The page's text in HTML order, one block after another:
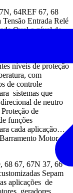
64REF 67, 68
Entrada Relé
Qual o nível de
é baseada em um
uma solução
bom equilíbrio entre
níveis de proteção
com
de controle
sistemas que
de neutro
de
funções
cada aplicação…
Motor
68 67, 67N 37, 66
Sepam
aplicações de